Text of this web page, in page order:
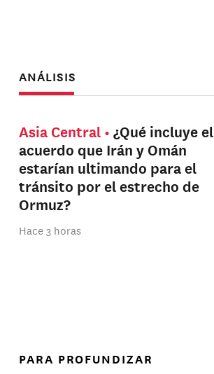
ANÁLISIS
Asia Central
¿Qué incluye el
acuerdo que Irán y Omán
estarían ultimando para el
tránsito por el estrecho de
Ormuz?
Hace 3 horas
PARA PROFUNDIZAR